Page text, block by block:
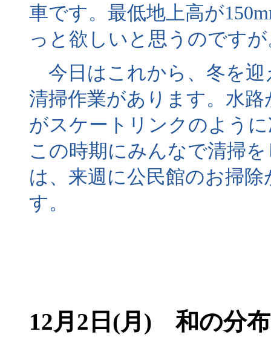
車です。最低地上高が
っと欲しいと思うのです
今日はこれから、冬を迎
清掃作業があります。水
がスケートリンクのよう
この時期にみんなで清掃
は、来週に公民館のお掃
す。
12月2日(月) 和の分